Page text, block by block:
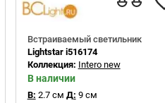
Встраиваемый светильник
Lightstar i516174
Коллекция: Intero new
В наличии
В: 2.7 см Д: 9 см